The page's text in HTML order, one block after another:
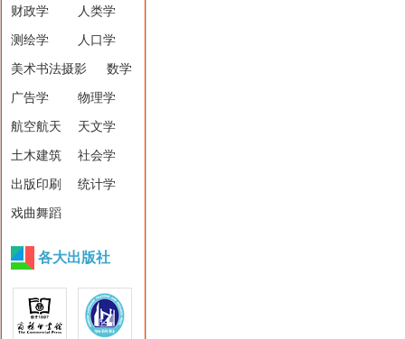
财政学 人类学
测绘学 人口学
美术书法摄影 数学
广告学 物理学
航空航天 天文学
土木建筑 社会学
出版印刷 统计学
戏曲舞蹈
各大出版社